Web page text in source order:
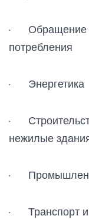
· Обращение с
потребления
· Энергетика
·
нежилые
·
· Транспорт и